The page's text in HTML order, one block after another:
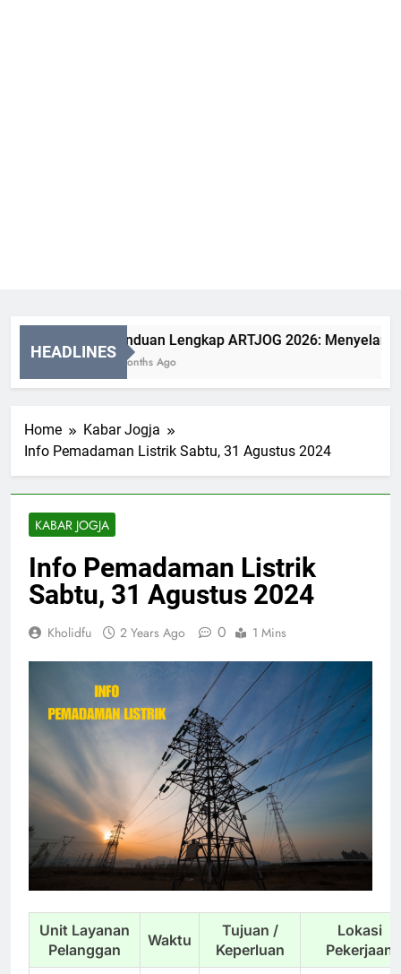
HEADLINES
Panduan Lengkap ARTJOG 2026: Menyelami
2 Months Ago
Home
Kabar Jogja
Info Pemadaman Listrik Sabtu, 31 Agustus 2024
KABAR JOGJA
Info Pemadaman Listrik
Sabtu, 31 Agustus 2024
Kholidfu 2 Years Ago 0 1 Mins
Unit Layanan
Pelanggan
Waktu
Tujuan /
Keperluan
Lokasi
Pekerjaan